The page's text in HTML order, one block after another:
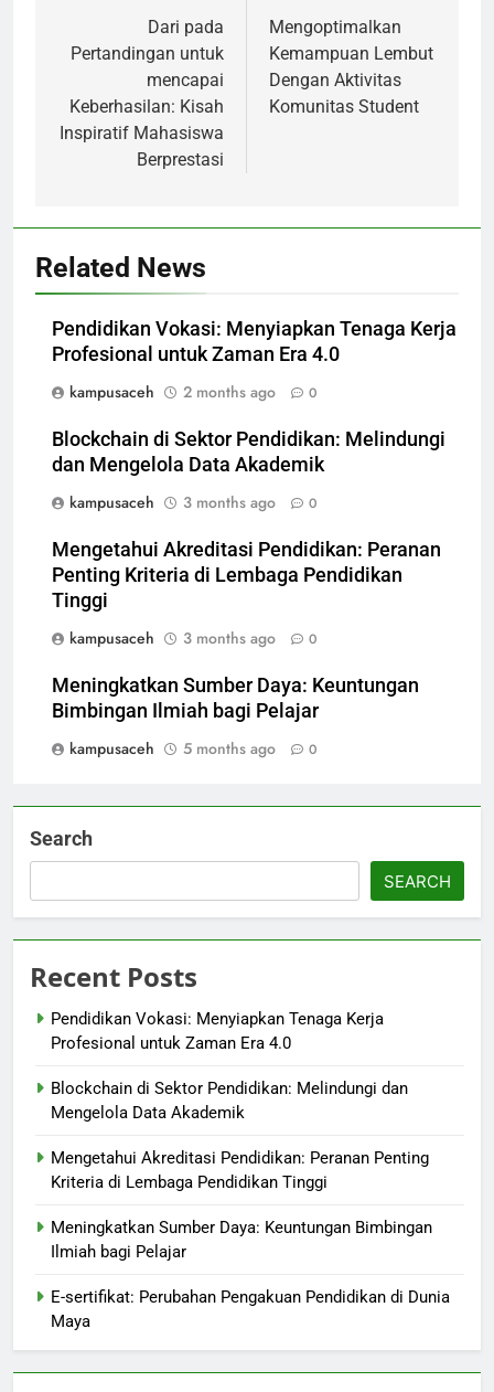
navigation
Dari pada
Pertandingan untuk
mencapai
Keberhasilan: Kisah
Inspiratif Mahasiswa
Berprestasi
Mengoptimalkan
Kemampuan Lembut
Dengan Aktivitas
Komunitas Student
Related News
Pendidikan Vokasi: Menyiapkan Tenaga Kerja
Profesional untuk Zaman Era 4.0
kampusaceh
2 months ago 0
Blockchain di Sektor Pendidikan: Melindungi
dan Mengelola Data Akademik
kampusaceh
3 months ago 0
Mengetahui Akreditasi Pendidikan: Peranan
Penting Kriteria di Lembaga Pendidikan
Tinggi
kampusaceh
3 months ago 0
Meningkatkan Sumber Daya: Keuntungan
Bimbingan Ilmiah bagi Pelajar
kampusaceh
5 months ago 0
Search
SEARCH
Recent Posts
Pendidikan Vokasi: Menyiapkan Tenaga Kerja
Profesional untuk Zaman Era 4.0
Blockchain di Sektor Pendidikan: Melindungi dan
Mengelola Data Akademik
Mengetahui Akreditasi Pendidikan: Peranan Penting
Kriteria di Lembaga Pendidikan Tinggi
Meningkatkan Sumber Daya: Keuntungan Bimbingan
Ilmiah bagi Pelajar
E-sertifikat: Perubahan Pengakuan Pendidikan di Dunia
Maya